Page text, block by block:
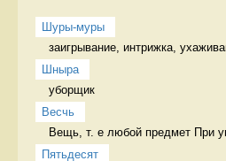
Шуры-муры
заигрывание, интрижка,
Шныра
уборщик
Весчь
Вещь, т. е любой предмет При
Пятьдесят